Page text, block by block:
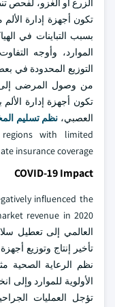
الزرع أو الغزو، لفحص
تكون أجهزة إدارة
بسبب التباينات في
الموارد، وأوجه
التوزيع المحدودة في
من وصول المرضى إلى
تكون أجهزة إدارة
العصبي، نظم تسليم
with limited
insurance coverage.
COVID-19 Impact
influenced the
العالمي إلى تعطيل
تأخير إنتاج وتوزيع
الأولوية للموارد وإلى
تؤجل العمليات